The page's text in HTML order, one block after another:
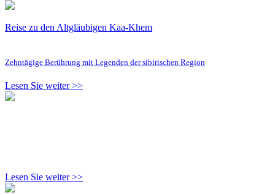
Reise zu den Altgläubigen Kaa-Khem
Zehntägige Berührung mit Legenden der sibirischen Region
Lesen Sie weiter >>
Lesen Sie weiter >>